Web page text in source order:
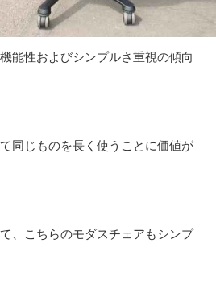
能性およびシンプルさ重視の傾向
同じものを長く使うことに価値が
、こちらのモダスチェアもシンプ